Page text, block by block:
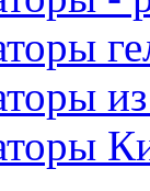
из